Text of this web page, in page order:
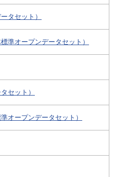
タセット）
準オープンデータセット）
セット）
オープンデータセット）